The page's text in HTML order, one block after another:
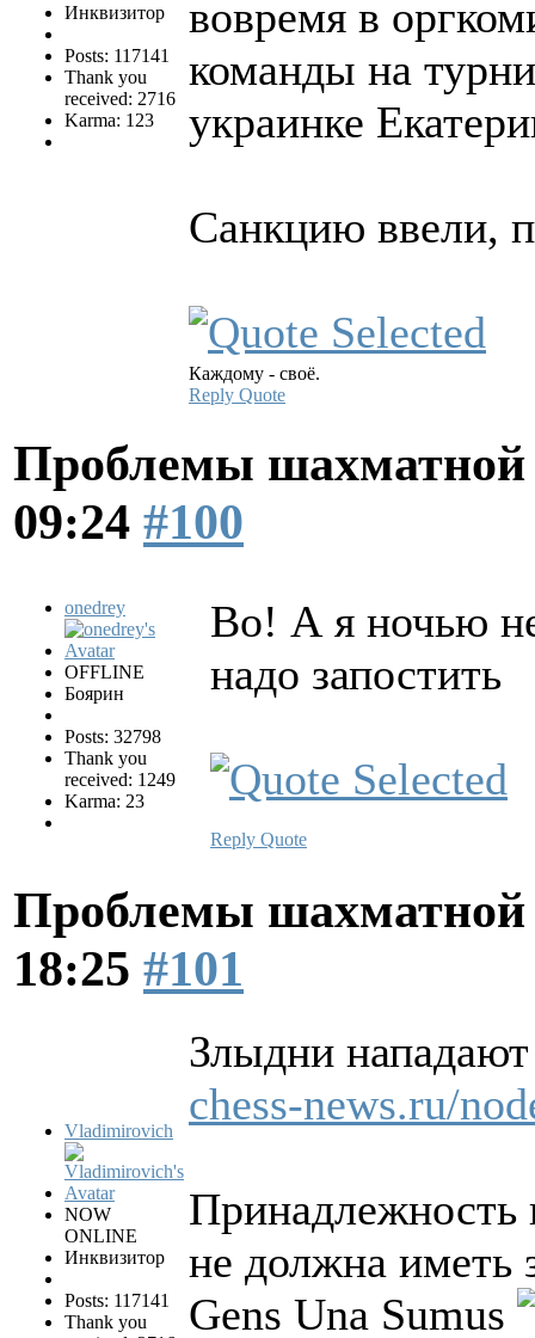
Инквизитор
Posts: 117141
Thank you
received: 2716
Karma: 123
вовремя в
команды на
украинке
Санкцию ввели,
Каждому - своё.
Reply Quote
Проблемы шахматной
09:24 #100
onedrey
OFFLINE
Боярин
Posts: 32798
Thank you
received: 1249
Karma: 23
Во! А я ночью
надо запостить
Reply Quote
Проблемы шахматной
18:25 #101
Vladimirovich
NOW
ONLINE
Инквизитор
Posts: 117141
Thank you
Злыдни
chess-news.ru/
не должна иметь
Gens Una Sumus